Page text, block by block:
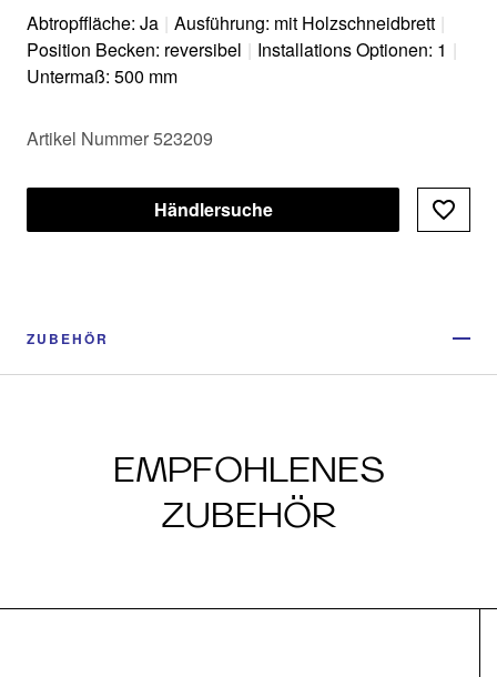
Abtropffläche: Ja | Ausführung: mit Holzschneidbrett |
Position Becken: reversibel | Installations Optionen: 1 |
Untermaß: 500 mm
Artikel Nummer 523209
Händlersuche
ZUBEHÖR
EMPFOHLENES
ZUBEHÖR